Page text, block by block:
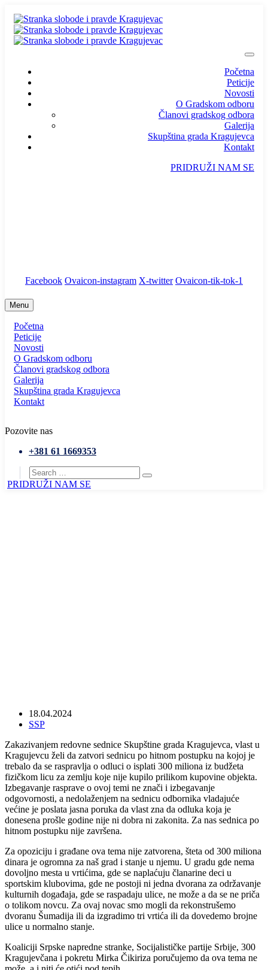
Početna
Peticije
Novosti
O Gradskom odboru
Članovi gradskog odbora
Galerija
Skupština grada Kragujevca
Kontakt
PRIDRUŽI NAM SE
Facebook Ovaicon-instagram X-twitter Ovaicon-tik-tok-1
Menu
Početna
Peticije
Novosti
O Gradskom odboru
Članovi gradskog odbora
Galerija
Skupština grada Kragujevca
Kontakt
Pozovite nas
+381 61 1669353
PRIDRUŽI NAM SE
18.04.2024
SSP
Zakazivanjem redovne sednice Skupštine grada Kragujevca, vlast u
Kragujevcu želi da zatvori sednicu po hitnom postupku na kojoj je
trebalo da se raspravlja o odluci o isplati 300 miliona iz budžeta
fizičkom licu za zemlju koje nije kupilo prilikom kupovine objekta.
Izbegavanje rasprave o ovoj temi ne znači i izbegavanje
odgovornosti, a nedolaženjem na sednicu odbornika vladajuće
većine je poslata jasna poruka da vlast zna da odluka koja je
donesena prošle godine nije ni dobra ni zakonita. Za nas sednica po
hitnom postupku nije završena.
Za opoziciju i građane ova tema nije zatvorena, šteta od 300 miliona
dinara je ogromna za naš grad i stanje u njemu. U gradu gde nema
dovoljno mesta u vrtićima, gde se naplaćuju članarine deci u
sportskim klubovima, gde ne postoji ni jedna dvorana za održavanje
kulturnih događaja, gde se raspadaju ulice, ne može a da se ne priča
o tolikom novcu. Za ovaj novac smo mogli da rekonstrušemo
dvoranu Šumadija ili da izgradimo tri vrtića ili da dovedemo brojne
ulice u normalno stanje.
Koaliciji Srpske napredne stranke, Socijalističke partije Srbije, 300
Kragujevčana i pokretu Mirka Čikiriza poručujemo da ova tema ne